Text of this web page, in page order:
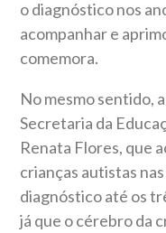
o diagnóstico nos
acompanhar e
comemora.
No mesmo sentido,
Secretaria da
Renata Flores, que
crianças autistas
diagnóstico até os
já que o cérebro da